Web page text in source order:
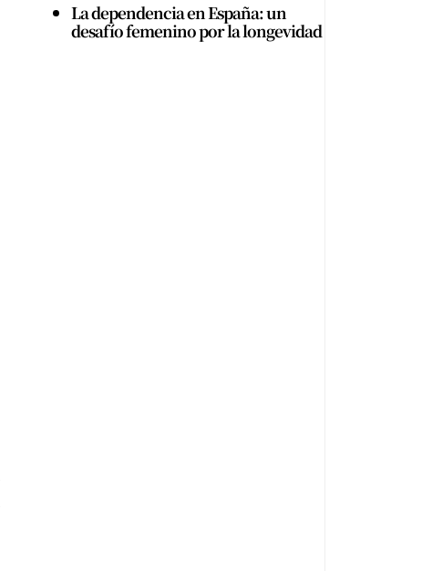
La dependencia en España: un
desafío femenino por la longevidad